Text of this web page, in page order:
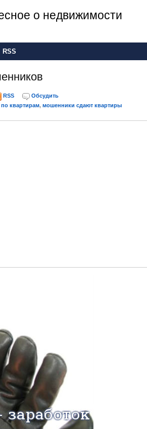
о недвижимости
RSS
RSS
Обсудить
квартирам, мошенники сдают квартиры